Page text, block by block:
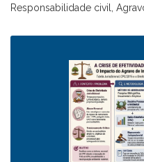
Responsabilidade civil,